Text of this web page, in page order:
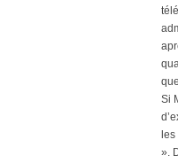
Si
».